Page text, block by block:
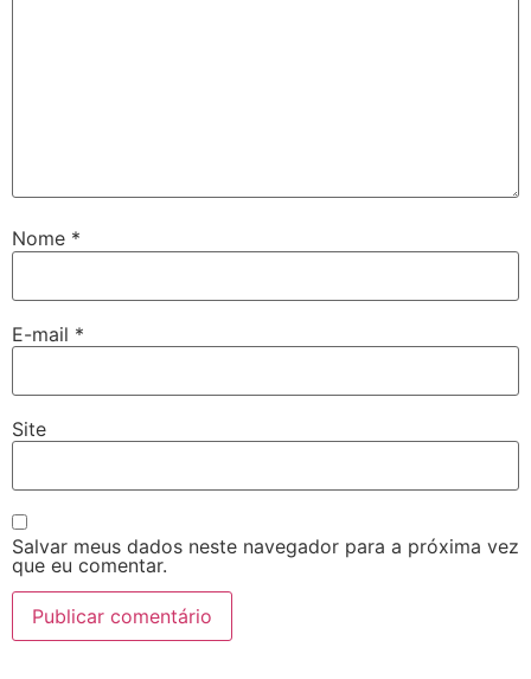
Nome *
E-mail *
Site
Salvar meus dados neste navegador para a próxima vez
que eu comentar.